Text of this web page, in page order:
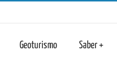
Geoturismo Saber +